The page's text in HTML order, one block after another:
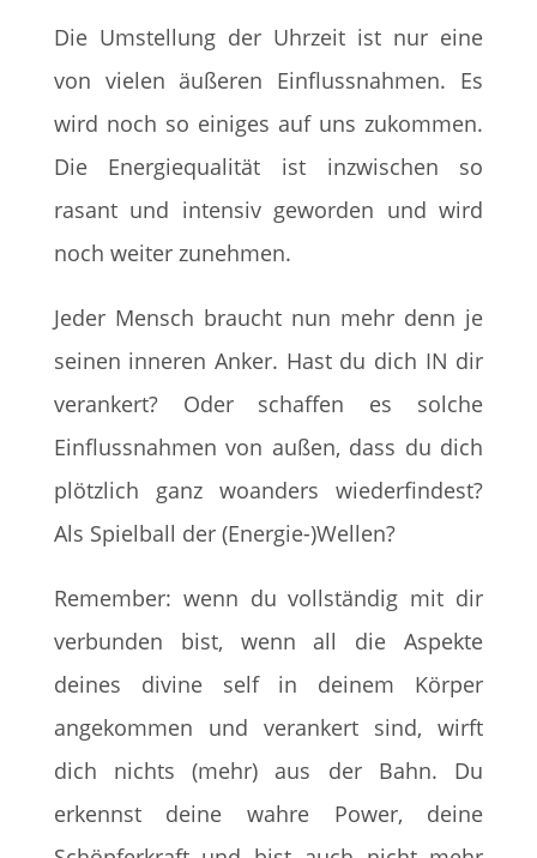
Die Umstellung der Uhrzeit ist nur eine
von vielen äußeren Einflussnahmen. Es
wird noch so einiges auf uns zukommen.
Die Energiequalität ist inzwischen so
rasant und intensiv geworden und wird
noch weiter zunehmen.
Jeder Mensch braucht nun mehr denn je
seinen inneren Anker. Hast du dich IN dir
verankert? Oder schaffen es solche
Einflussnahmen von außen, dass du dich
plötzlich ganz woanders wiederfindest?
Als Spielball der (Energie-)Wellen?
Remember: wenn du vollständig mit dir
verbunden bist, wenn all die Aspekte
deines divine self in deinem Körper
angekommen und verankert sind, wirft
dich nichts (mehr) aus der Bahn. Du
erkennst deine wahre Power, deine